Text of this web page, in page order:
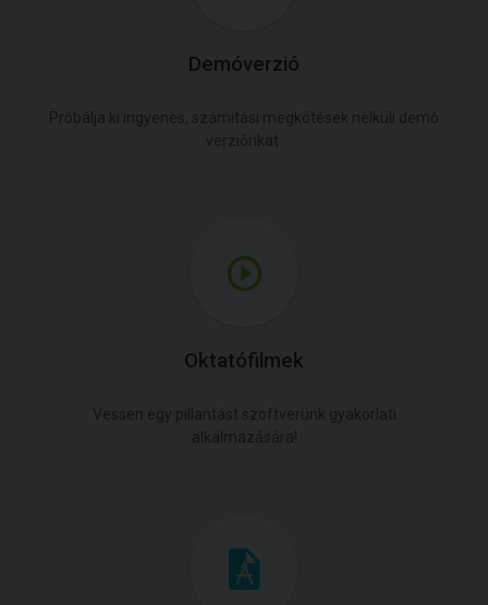
Demóverzió
Oktatófilmek